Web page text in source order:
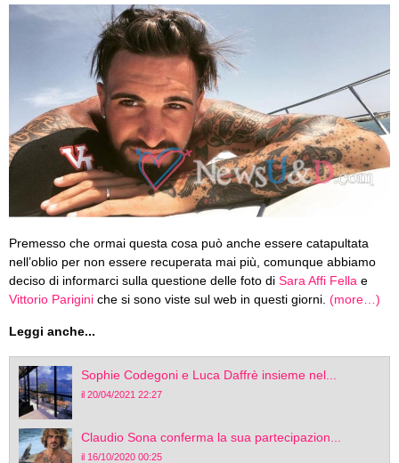
Premesso che ormai questa cosa può anche essere catapultata
nell’oblio per non essere recuperata mai più, comunque abbiamo
deciso di informarci sulla questione delle foto di Sara Affi Fella e
Vittorio Parigini che si sono viste sul web in questi giorni. (more…)
Leggi anche...
Sophie Codegoni e Luca Daffrè insieme nel...
il 20/04/2021 22:27
Claudio Sona conferma la sua partecipazion...
il 16/10/2020 00:25